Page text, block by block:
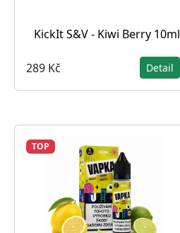
KickIt S&V - Kiwi Berry 10ml
289 Kč Detail
TOP